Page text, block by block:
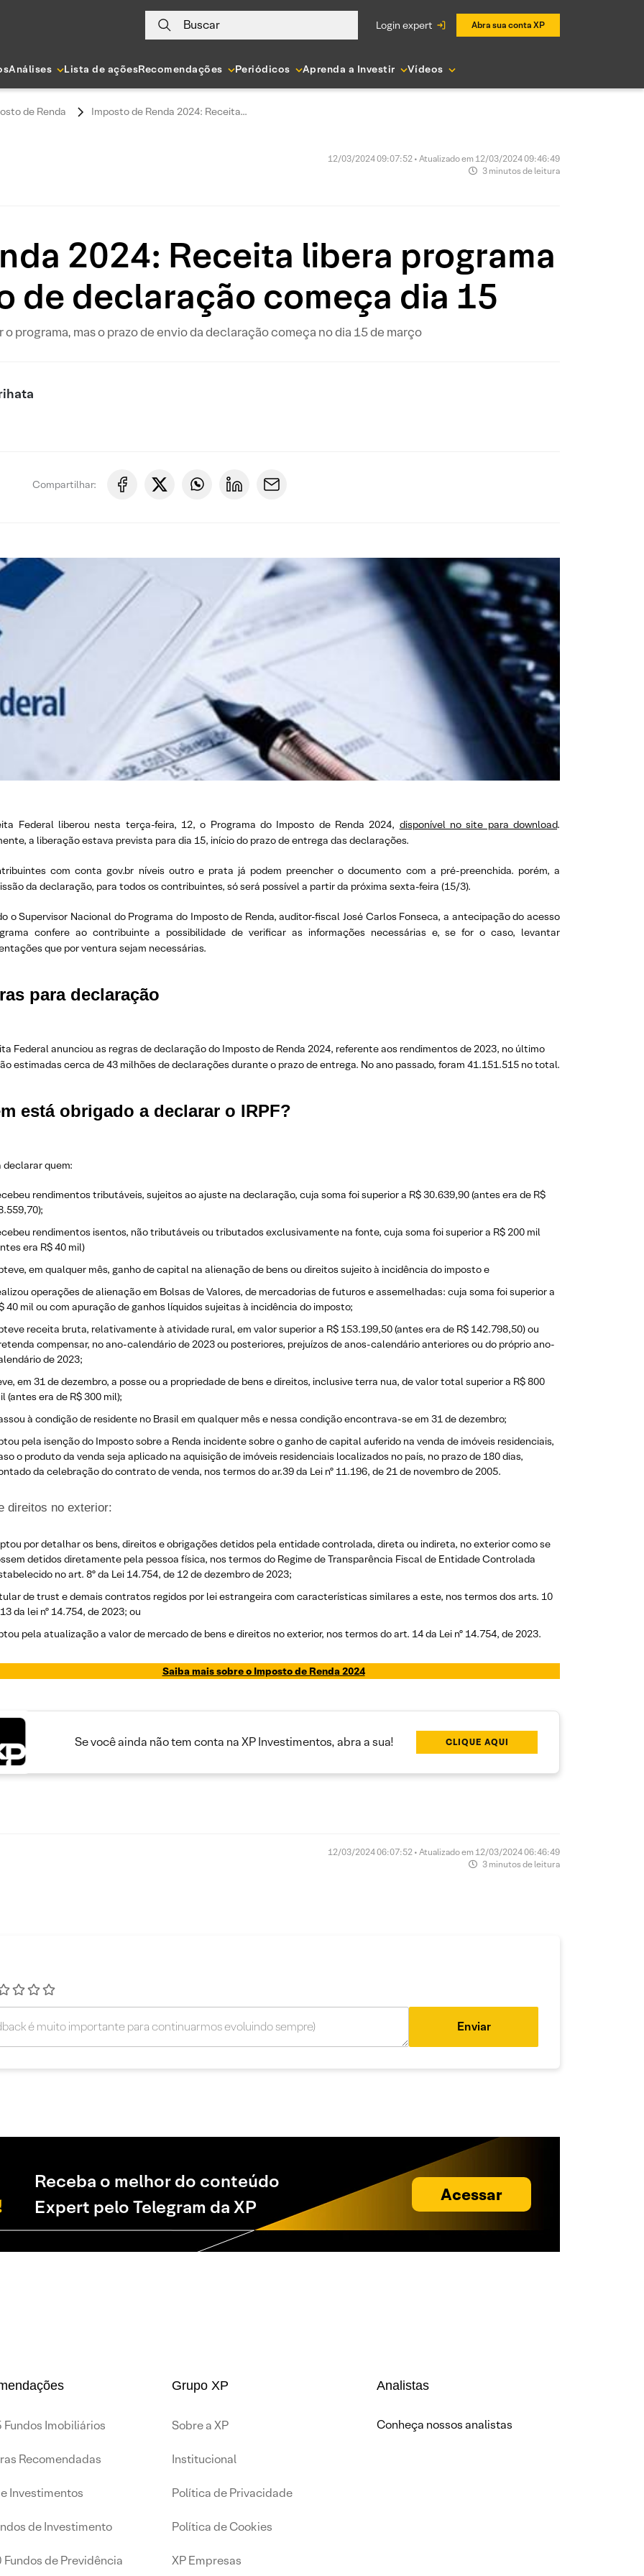
Buscar login expert Abra sua conta XP
Análises Lista de açõesRecomendações Periódicos Aprenda a Investir Vídeos
de Renda Imposto de Renda 2024: Receita...
12/03/2024 09:07:52 • Atualizado em 12/03/2024 09:46:49
3 minutos de leitura
2024: Receita libera programa
de declaração começa dia 15
o programa, mas o prazo de envio da declaração começa no dia 15 de março
Compartilhar:
Federal liberou nesta terça-feira, 12, o Programa do Imposto de Renda 2024, disponível no site para download.
a liberação estava prevista para dia 15, início do prazo de entrega das declarações.
com conta gov.br níveis outro e prata já podem preencher o documento com a pré-preenchida. porém, a
da declaração, para todos os contribuintes, só será possível a partir da próxima sexta-feira (15/3).
o Supervisor Nacional do Programa do Imposto de Renda, auditor-fiscal José Carlos Fonseca, a antecipação do acesso
confere ao contribuinte a possibilidade de verificar as informações necessárias e, se for o caso, levantar
que por ventura sejam necessárias.
para declaração
Federal anunciou as regras de declaração do Imposto de Renda 2024, referente aos rendimentos de 2023, no último
estimadas cerca de 43 milhões de declarações durante o prazo de entrega. No ano passado, foram 41.151.515 no total.
está obrigado a declarar o IRPF?
declarar quem:
rendimentos tributáveis, sujeitos ao ajuste na declaração, cuja soma foi superior a R$ 30.639,90 (antes era de R$
rendimentos isentos, não tributáveis ou tributados exclusivamente na fonte, cuja soma foi superior a R$ 200 mil
era R$ 40 mil)
em qualquer mês, ganho de capital na alienação de bens ou direitos sujeito à incidência do imposto e
operações de alienação em Bolsas de Valores, de mercadorias de futuros e assemelhadas: cuja soma foi superior a
40 mil ou com apuração de ganhos líquidos sujeitas à incidência do imposto;
receita bruta, relativamente à atividade rural, em valor superior a R$ 153.199,50 (antes era de R$ 142.798,50) ou
compensar, no ano-calendário de 2023 ou posteriores, prejuízos de anos-calendário anteriores ou do próprio ano-
de 2023;
em 31 de dezembro, a posse ou a propriedade de bens e direitos, inclusive terra nua, de valor total superior a R$ 800
(antes era de R$ 300 mil);
à condição de residente no Brasil em qualquer mês e nessa condição encontrava-se em 31 de dezembro;
pela isenção do Imposto sobre a Renda incidente sobre o ganho de capital auferido na venda de imóveis residenciais,
o produto da venda seja aplicado na aquisição de imóveis residenciais localizados no país, no prazo de 180 dias,
da celebração do contrato de venda, nos termos do ar.39 da Lei nº 11.196, de 21 de novembro de 2005.
direitos no exterior:
por detalhar os bens, direitos e obrigações detidos pela entidade controlada, direta ou indireta, no exterior como se
detidos diretamente pela pessoa física, nos termos do Regime de Transparência Fiscal de Entidade Controlada
no art. 8º da Lei 14.754, de 12 de dezembro de 2023;
de trust e demais contratos regidos por lei estrangeira com características similares a este, nos termos dos arts. 10
da lei nº 14.754, de 2023; ou
pela atualização a valor de mercado de bens e direitos no exterior, nos termos do art. 14 da Lei nº 14.754, de 2023.
Saiba mais sobre o Imposto de Renda 2024
Se você ainda não tem conta na XP Investimentos, abra a sua! CLIQUE AQUI
12/03/2024 06:07:52 • Atualizado em 12/03/2024 06:46:49
3 minutos de leitura
Enviar
Receba o melhor do conteúdo
Expert pelo Telegram da XP
Acessar
Fundos Imobiliários
Recomendadas
Investimentos
de Investimento
Fundos de Previdência
Grupo XP
Sobre a XP
Institucional
Política de Privacidade
Política de Cookies
XP Empresas
Analistas
Conheça nossos analistas